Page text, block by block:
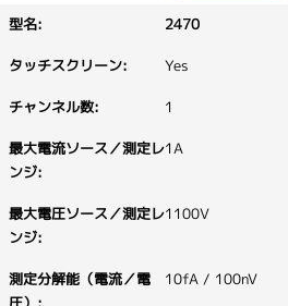
2470
Yes
1
1A
1100V
10fA / 100nV